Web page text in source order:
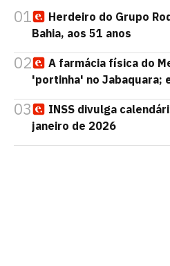
01
Herdeiro do Grupo
Bahia, aos 51 anos
02
A farmácia física do
'portinha' no Jabaquara;
03
INSS divulga
janeiro de 2026